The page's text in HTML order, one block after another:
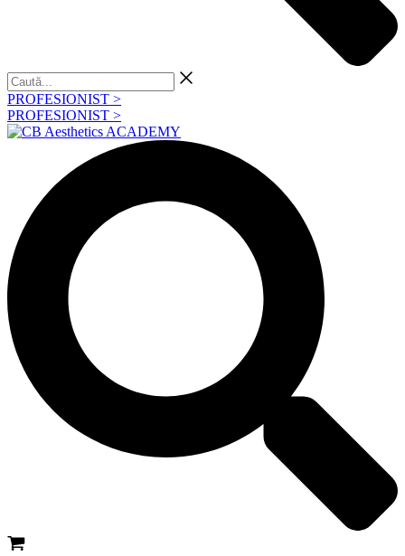
Caută...
PROFESIONIST >
PROFESIONIST >